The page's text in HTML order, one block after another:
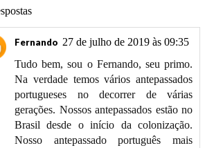
Fernando 27 de julho de 2019 às 09:35
Tudo bem, sou o Fernando, seu primo.
Na verdade temos vários antepassados
portugueses no decorrer de várias
gerações. Nossos antepassados estão no
Brasil desde o início da colonização.
Nosso antepassado português mais